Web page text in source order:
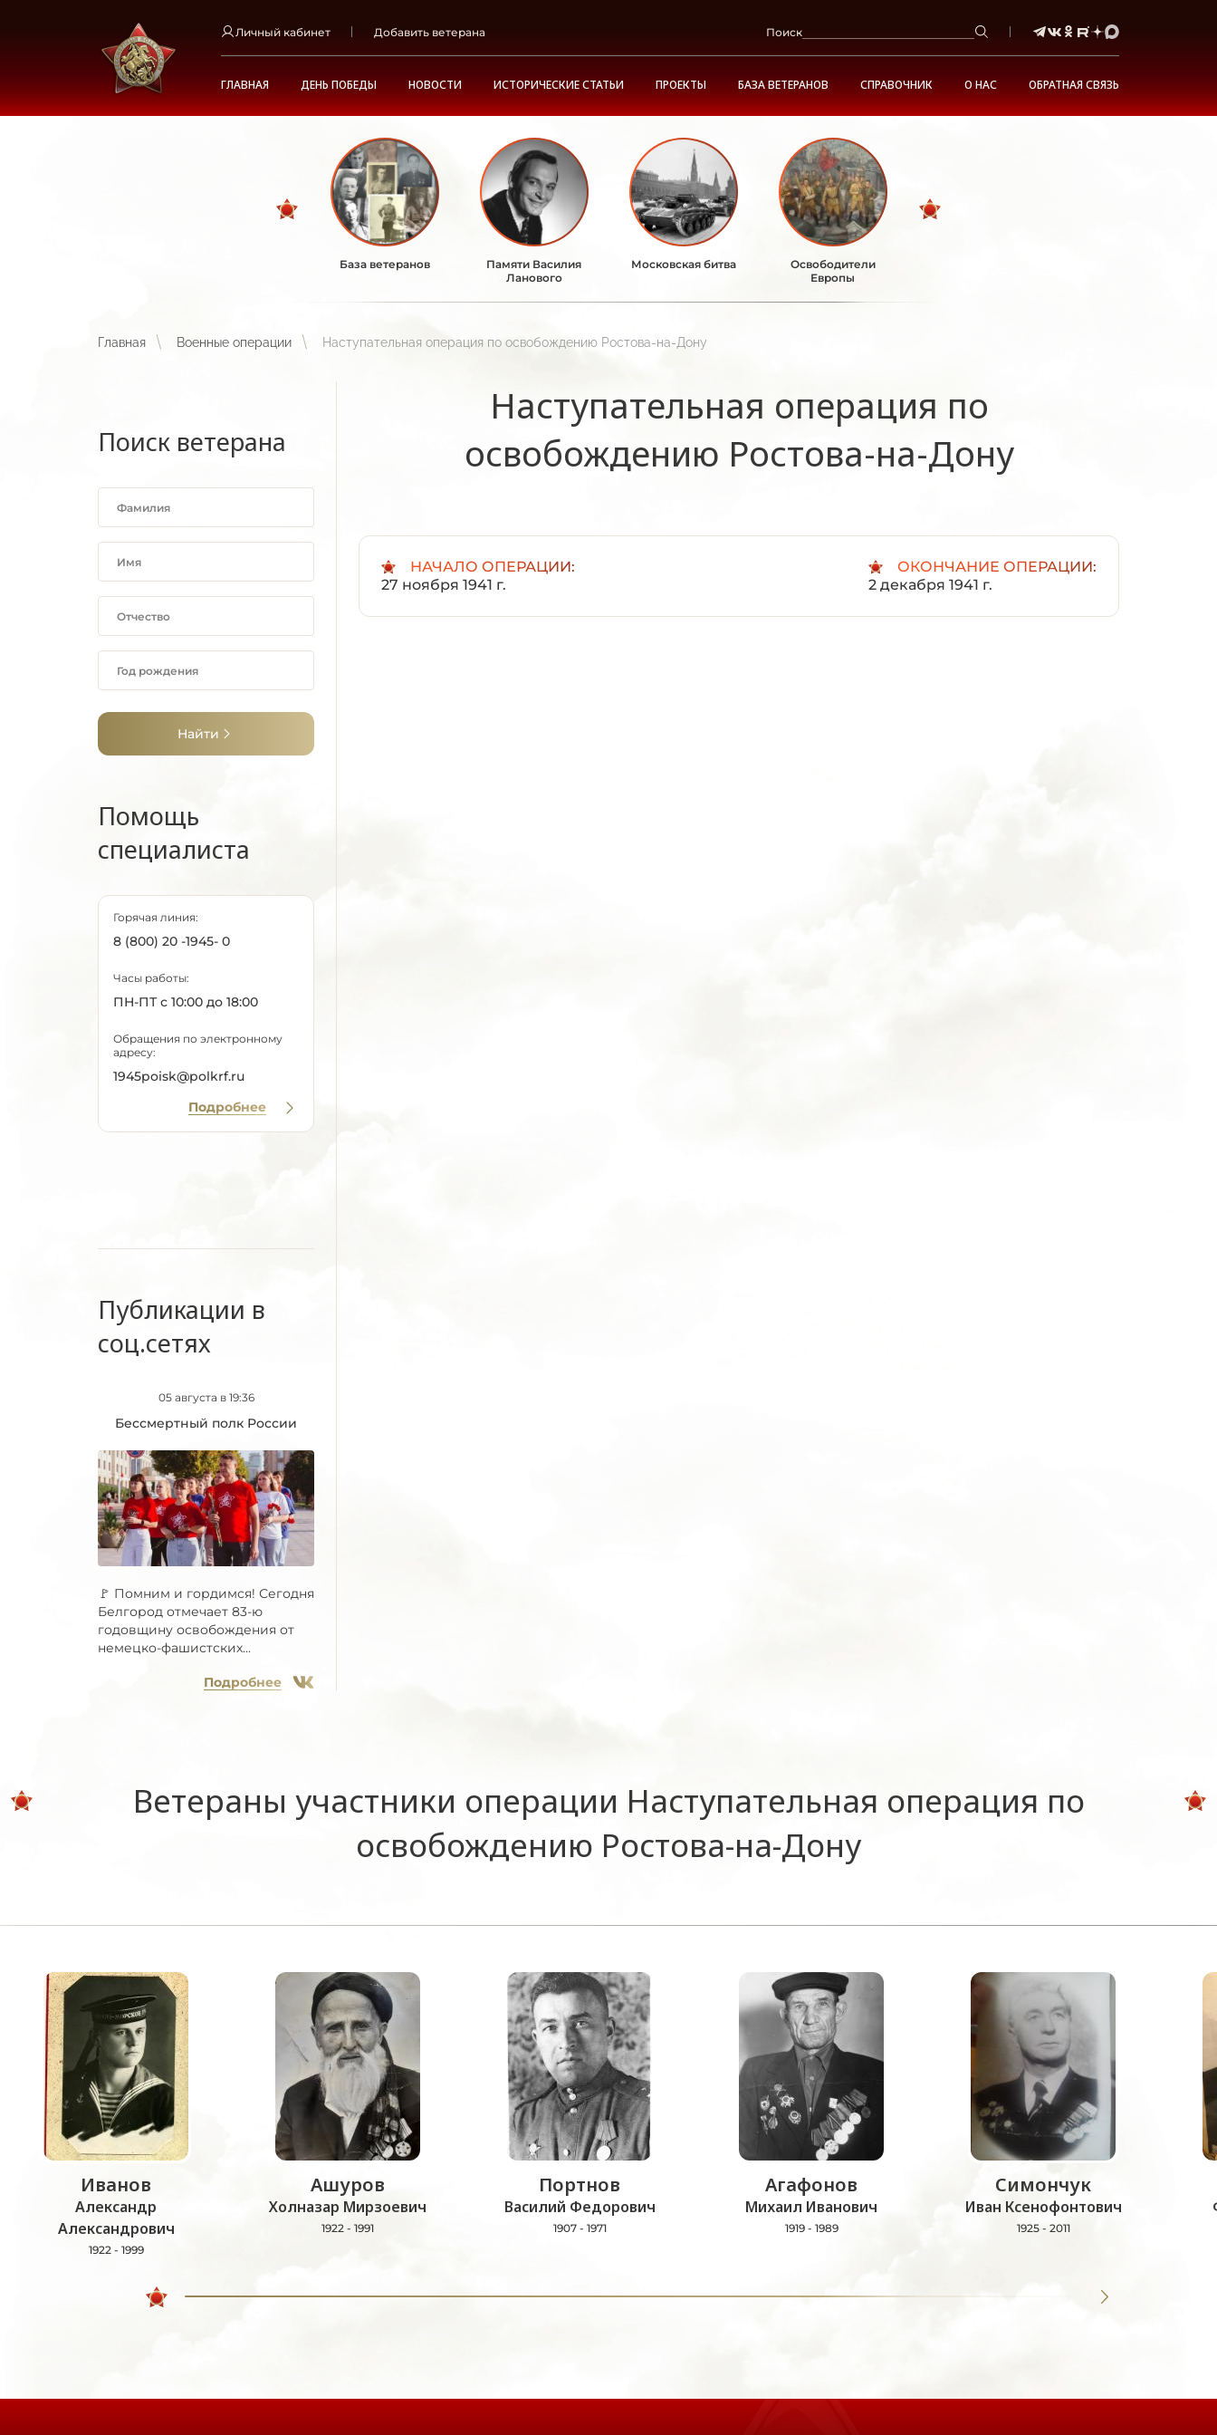
Личный кабинет Добавить ветерана Поиск
ГЛАВНАЯ ДЕНЬ ПОБЕДЫ НОВОСТИ ИСТОРИЧЕСКИЕ СТАТЬИ ПРОЕКТЫ БАЗА ВЕТЕРАНОВ СПРАВОЧНИК О НАС ОБРАТНАЯ СВЯЗЬ
База ветеранов
Памяти Василия
Ланового
Московская битва
Освободители
Европы
Главная Военные операции Наступательная операция по освобождению Ростова-на-Дону
Поиск ветерана
Найти
Помощь
специалиста
Горячая линия:
8 (800) 20 -1945- 0
Часы работы:
ПН-ПТ с 10:00 до 18:00
Обращения по электронному
адресу:
1945poisk@polkrf.ru
Подробнее
Публикации в
соц.сетях
05 августа в 19:36
Бессмертный полк России
🚩 Помним и гордимся! Сегодня
Белгород отмечает 83-ю
годовщину освобождения от
немецко-фашистских...
Подробнее
Наступательная операция по
освобождению Ростова-на-Дону
НАЧАЛО ОПЕРАЦИИ:
27 ноября 1941 г.
ОКОНЧАНИЕ ОПЕРАЦИИ:
2 декабря 1941 г.
Ветераны участники операции Наступательная операция по
освобождению Ростова-на-Дону
Иванов
Александр
Александрович
1922 - 1999
Ашуров
Холназар Мирзоевич
1922 - 1991
Портнов
Василий Федорович
1907 - 1971
Агафонов
Михаил Иванович
1919 - 1989
Симончук
Иван Ксенофонтович
1925 - 2011